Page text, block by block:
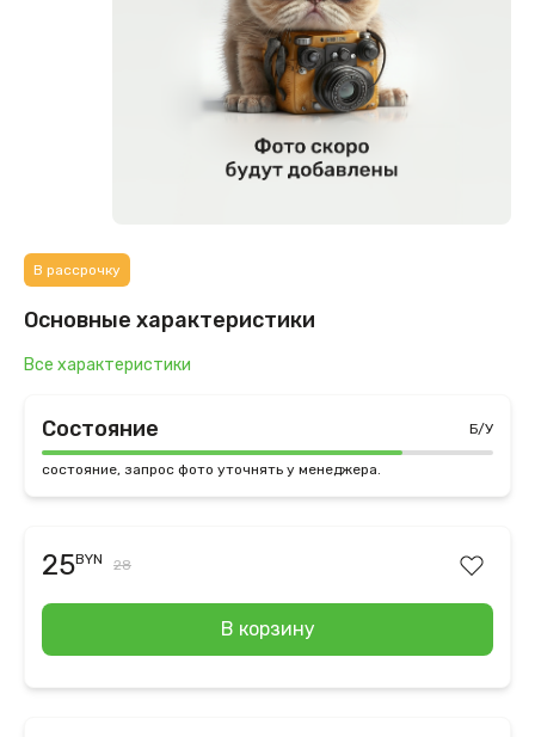
В рассрочку
Основные характеристики
Все характеристики
Состояние Б/У
состояние, запрос фото уточнять у менеджера.
25BYN 28
В корзину